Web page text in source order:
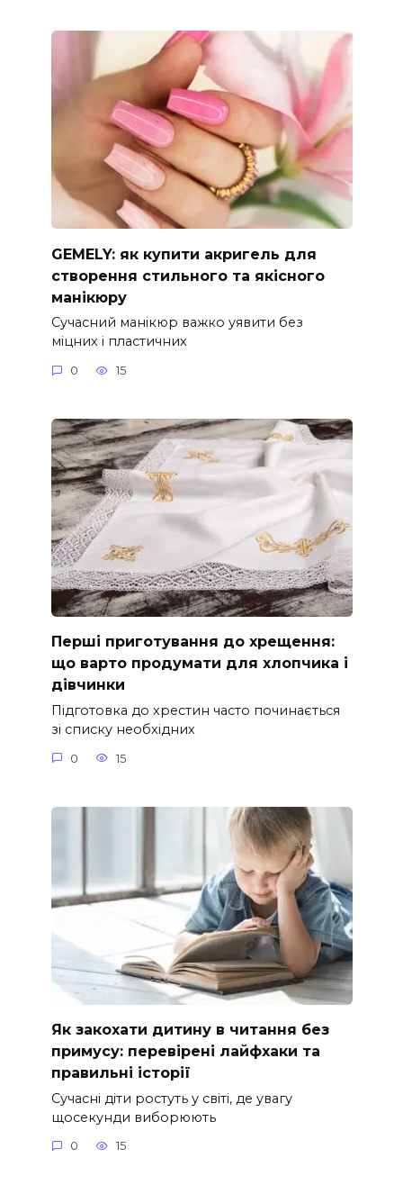
GEMELY: як купити акригель для
створення стильного та якісного
манікюру
Сучасний манікюр важко уявити без
міцних і пластичних
0 15
Перші приготування до хрещення:
що варто продумати для хлопчика і
дівчинки
Підготовка до хрестин часто починається
зі списку необхідних
0 15
Як закохати дитину в читання без
примусу: перевірені лайфхаки та
правильні історії
Сучасні діти ростуть у світі, де увагу
щосекунди виборюють
0 15